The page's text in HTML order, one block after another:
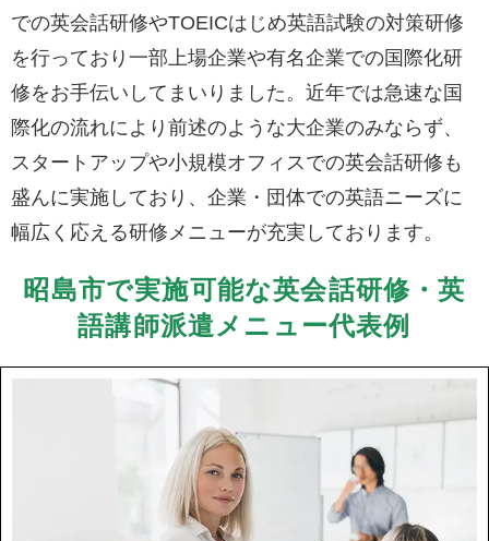
での英会話研修やTOEICはじめ英語試験の対策研修
を行っており一部上場企業や有名企業での国際化研
修をお手伝いしてまいりました。近年では急速な国
際化の流れにより前述のような大企業のみならず、
スタートアップや小規模オフィスでの英会話研修も
盛んに実施しており、企業・団体での英語ニーズに
幅広く応える研修メニューが充実しております。
昭島市で実施可能な英会話研修・英
語講師派遣メニュー代表例